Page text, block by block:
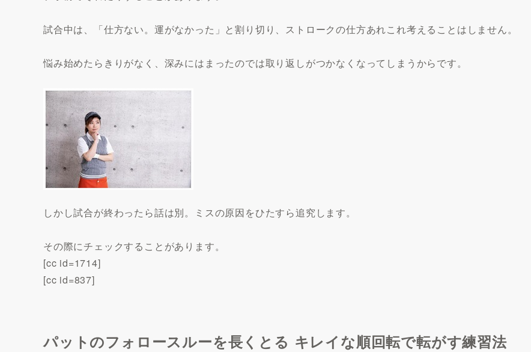
試合中は、「仕方ない。運がなかった」と割り切り、ストロークの仕方あれこれ考えることはしません。
悩み始めたらきりがなく、深みにはまったのでは取り返しがつかなくなってしまうからです。
しかし試合が終わったら話は別。ミスの原因をひたすら追究します。
その際にチェックすることがあります。
[cc id=1714]
[cc id=837]
パットのフォロースルーを長くとる キレイな順回転で転がす練習法